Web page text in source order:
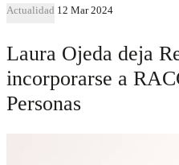
Actualidad 12 Mar 2024
Laura Ojeda deja
incorporarse a
Personas